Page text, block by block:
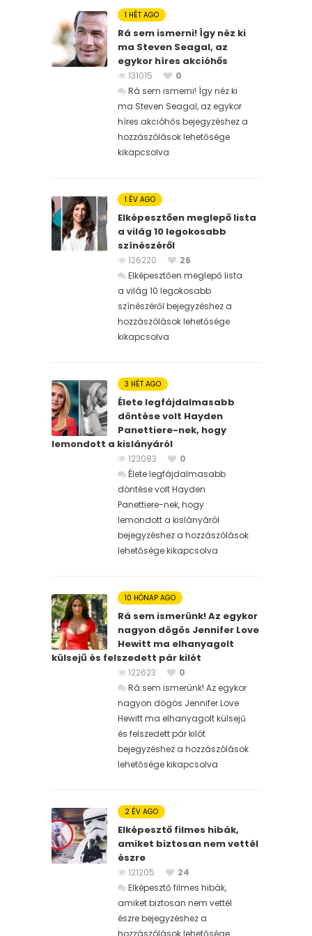
1 HÉT AGO
Rá sem ismerni! Így néz ki
ma Steven Seagal, az
egykor híres akcióhős
131015
0
Rá sem ismerni! Így néz ki
ma Steven Seagal, az egykor
híres akcióhős bejegyzéshez a
hozzászólások lehetősége
kikapcsolva
1 ÉV AGO
Elképesztően meglepő lista
a világ 10 legokosabb
színészéről
126220
26
Elképesztően meglepő lista
a világ 10 legokosabb
színészéről bejegyzéshez a
hozzászólások lehetősége
kikapcsolva
3 HÉT AGO
Élete legfájdalmasabb
döntése volt Hayden
Panettiere-nek, hogy
lemondott a kislányáról
123083
0
Élete legfájdalmasabb
döntése volt Hayden
Panettiere-nek, hogy
lemondott a kislányáról
bejegyzéshez a hozzászólások
lehetősége kikapcsolva
10 HÓNAP AGO
Rá sem ismerünk! Az egykor
nagyon dögös Jennifer Love
Hewitt ma elhanyagolt
külsejű és felszedett pár kilót
122623
0
Rá sem ismerünk! Az egykor
nagyon dögös Jennifer Love
Hewitt ma elhanyagolt külsejű
és felszedett pár kilót
bejegyzéshez a hozzászólások
lehetősége kikapcsolva
2 ÉV AGO
Elképesztő filmes hibák,
amiket biztosan nem vettél
észre
121205
24
Elképesztő filmes hibák,
amiket biztosan nem vettél
észre bejegyzéshez a
hozzászólások lehetősége